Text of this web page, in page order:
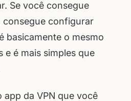
Se você consegue
consegue configurar
basicamente o mesmo
e é mais simples que
app da VPN que você